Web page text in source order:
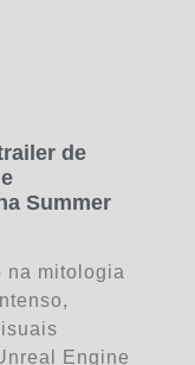
de
Summer
na mitologia
Engine